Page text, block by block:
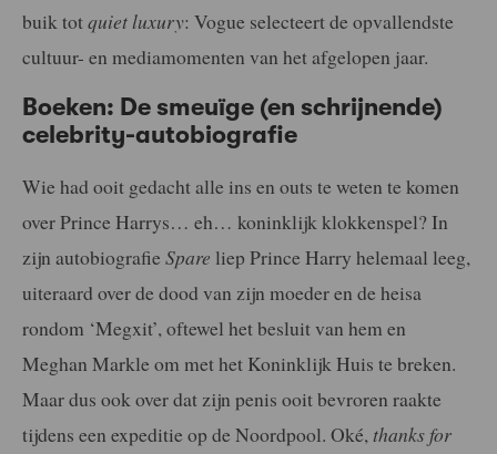
buik totquiet luxury: Vogue selecteert de opvallendste
cultuur- en mediamomenten van het afgelopen jaar.
Boeken: De smeuïge (en schrijnende)
celebrity-autobiografie
Wie had ooit gedacht alle ins en outs te weten te komen
over Prince Harrys… eh… koninklijk klokkenspel? In
zijn autobiografie Spare liep Prince Harry helemaal leeg,
uiteraard over de dood van zijn moeder en de heisa
rondom ‘Megxit’, oftewel het besluit van hem en
Meghan Markle om met het Koninklijk Huis te breken.
Maar dus ook over dat zijn penis ooit bevroren raakte
tijdens een expeditie op de Noordpool. Oké, thanks for